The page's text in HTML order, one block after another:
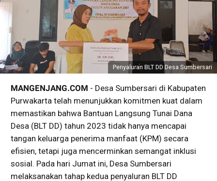
Penyaluran BLT DD Desa Sumbersari
MANGENJANG.COM - Desa Sumbersari di Kabupaten
Purwakarta telah menunjukkan komitmen kuat dalam
memastikan bahwa Bantuan Langsung Tunai Dana
Desa (BLT DD) tahun 2023 tidak hanya mencapai
tangan keluarga penerima manfaat (KPM) secara
efisien, tetapi juga mencerminkan semangat inklusi
sosial. Pada hari Jumat ini, Desa Sumbersari
melaksanakan tahap kedua penyaluran BLT DD